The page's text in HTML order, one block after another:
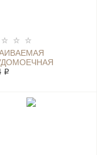
ELECTROLUX
₽